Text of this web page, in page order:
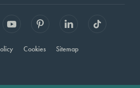
Cookies Sitemap